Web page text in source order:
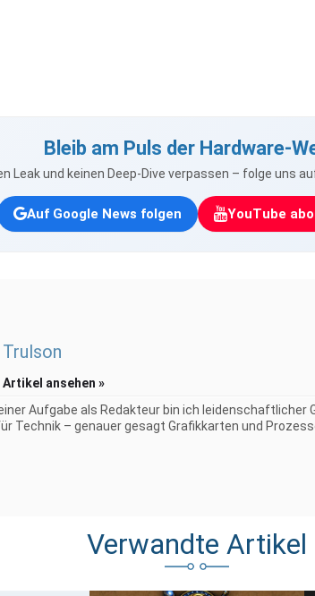
Bleib am Puls der Hardware-
Leak und keinen Deep-Dive verpassen – folge uns
Auf Google News folgen YouTube
Artikel ansehen »
Aufgabe als Redakteur bin ich leidenschaftlicher
Technik – genauer gesagt Grafikkarten und
Verwandte Artikel